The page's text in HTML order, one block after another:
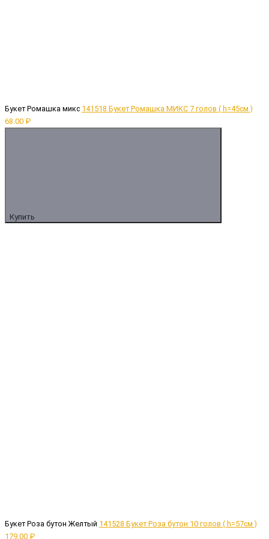
Букет Ромашка микс 141518 Букет Ромашка МИКС 7 голов ( h=45см )
68.00 ₽
Купить
Букет Роза бутон Желтый 141528 Букет Роза бутон 10 голов ( h=57см )
179.00 ₽